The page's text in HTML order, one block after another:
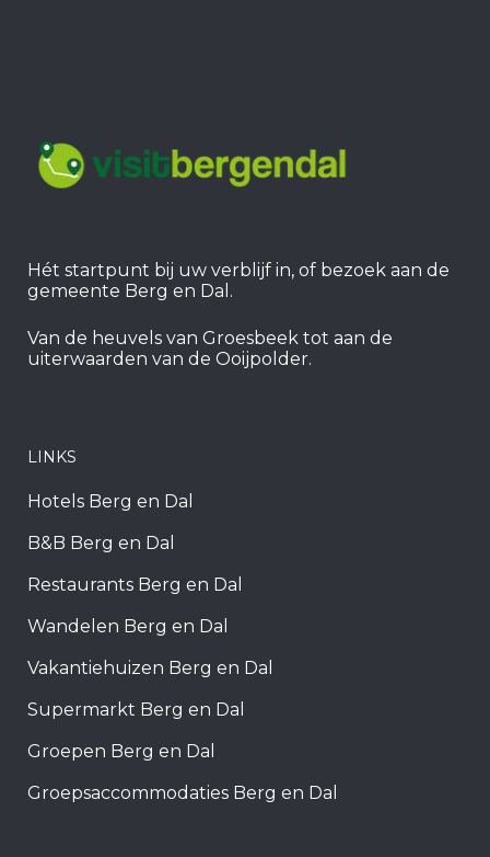
Hét startpunt bij uw verblijf in, of bezoek aan de
gemeente Berg en Dal.
Van de heuvels van Groesbeek tot aan de
uiterwaarden van de Ooijpolder.
LINKS
Hotels Berg en Dal
B&B Berg en Dal
Restaurants Berg en Dal
Wandelen Berg en Dal
Vakantiehuizen Berg en Dal
Supermarkt Berg en Dal
Groepen Berg en Dal
Groepsaccommodaties Berg en Dal